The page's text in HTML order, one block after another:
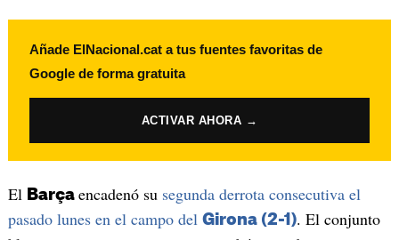
Añade ElNacional.cat a tus fuentes favoritas de
Google de forma gratuita
ACTIVAR AHORA →
El Barça encadenó su segunda derrota consecutiva el
pasado lunes en el campo del Girona (2-1). El conjunto